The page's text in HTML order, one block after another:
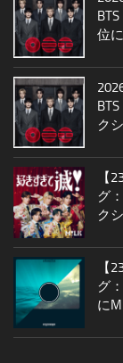
位
ク
【
グ
ク
【
グ
に